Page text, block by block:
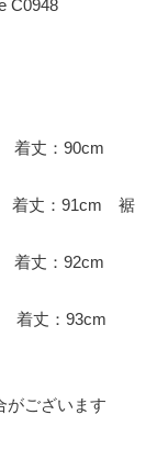
C0948
着丈：90cm
着丈：91cm 裾
着丈：92cm
着丈：93cm
がございます